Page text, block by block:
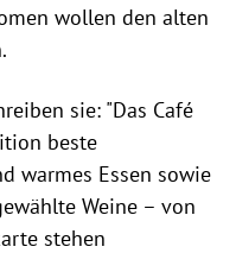
wollen den alten
sie: "Das Café
beste
warmes Essen sowie
Weine – von
stehen